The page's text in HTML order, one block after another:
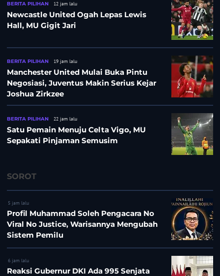
BERITA PILIHAN 12 jam lalu
Newcastle United Ogah Lepas Lewis
Hall, MU Gigit Jari
BERITA PILIHAN 19 jam lalu
Manchester United Mulai Buka Pintu
Negosiasi, Juventus Makin Serius Kejar
Joshua Zirkzee
BERITA PILIHAN 22 jam lalu
Satu Pemain Menuju Celta Vigo, MU
Sepakati Pinjaman Semusim
SOROT
5 jam lalu
Profil Muhammad Soleh Pengacara No
Viral No Justice, Warisannya Mengubah
Sistem Pemilu
6 jam lalu
Reaksi Gubernur DKI Ada 995 Senjata